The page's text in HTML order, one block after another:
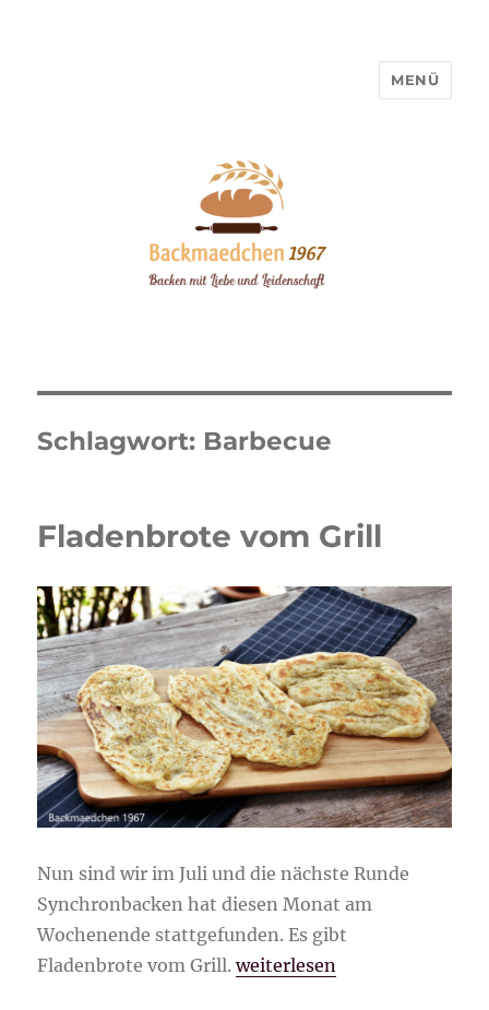
MENÜ
Schlagwort: Barbecue
Fladenbrote vom Grill
Nun sind wir im Juli und die nächste Runde
Synchronbacken hat diesen Monat am
Wochenende stattgefunden. Es gibt
Fladenbrote vom Grill.„Fladenbrote vom Grill“
weiterlesen